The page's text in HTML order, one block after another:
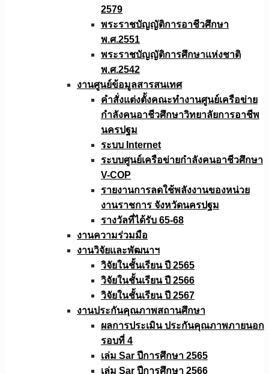
2579
พระราชบัญญัติการอาชีวศึกษา
พ.ศ.2551
พระราชบัญญัติการศึกษาแห่งชาติ
พ.ศ.2542
งานศูนย์ข้อมูลสารสนเทศ
คำสั่งแต่งตั้งคณะทำงานศูนย์เครือข่าย
กำลังคนอาชีวศึกษาวิทยาลัยการอาชีพ
นครปฐม
ระบบ Internet
ระบบศูนย์เครือข่ายกำลังคนอาชีวศึกษา
V-COP
รายงานการลดใช้พลังงานของหน่วย
งานราชการ จังหวัดนครปฐม
รางวัลที่ได้รับ 65-68
งานความร่วมมือ
งานวิจัยเเละพัฒนาฯ
วิจัยในชั้นเรียน ปี 2565
วิจัยในชั้นเรียน ปี 2566
วิจัยในชั้นเรียน ปี 2567
งานประกันคุณภาพสถานศึกษา
ผลการประเมิน ประกันคุณภาพภายนอก
รอบที่ 4
เล่ม Sar ปีการศึกษา 2565
เล่ม Sar ปีการศึกษา 2566